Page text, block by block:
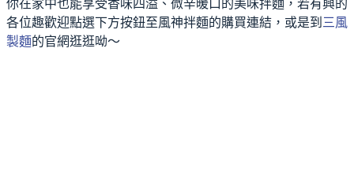
你在家中也能享受香味四溢、微辛暖口的美味拌麵，若有興的
各位趣歡迎點選下方按鈕至風神拌麵的購買連結，或是到 三風
製麵的官網逛逛呦～